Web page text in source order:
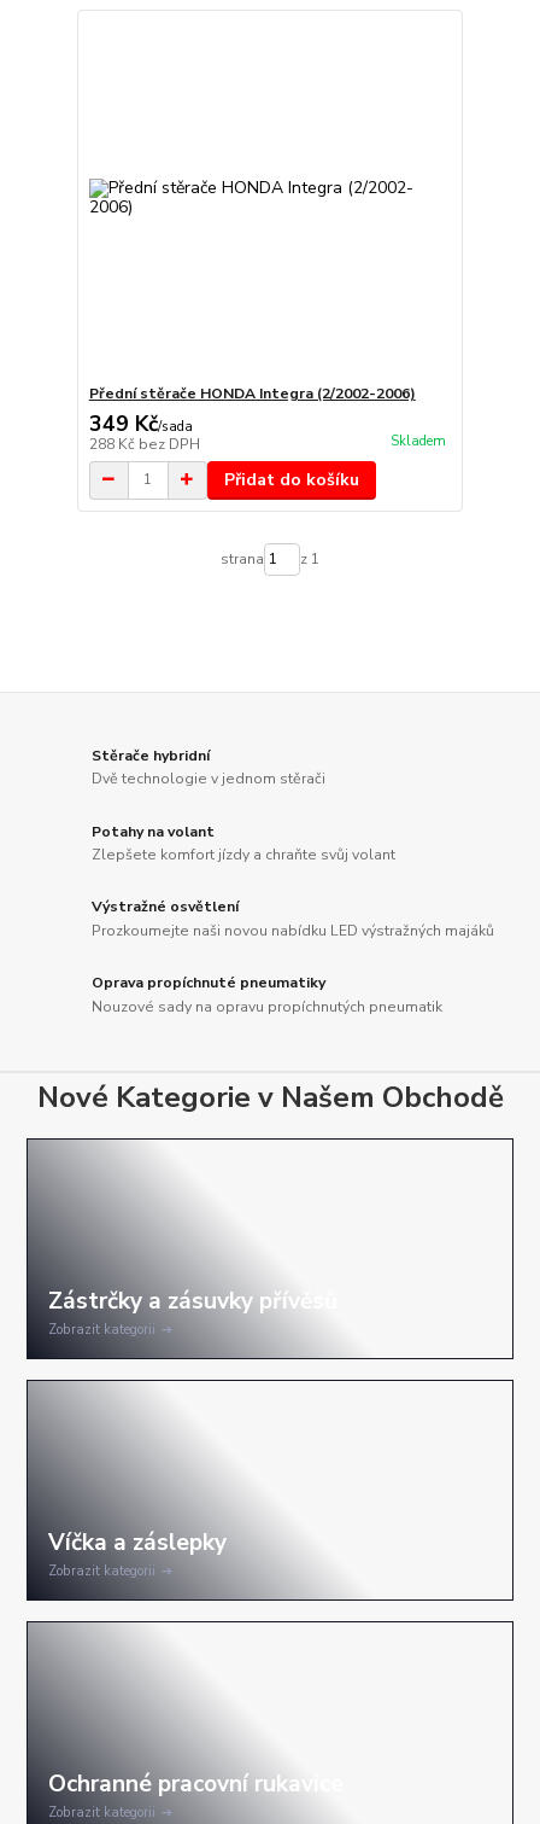
Přední stěrače HONDA Integra (2/2002-2006)
349 Kč/sada
288 Kč bez DPH Skladem
Přidat do košíku
strana z 1
Stěrače hybridní
Dvě technologie v jednom stěrači
Potahy na volant
Zlepšete komfort jízdy a chraňte svůj volant
Výstražné osvětlení
Prozkoumejte naši novou nabídku LED výstražných majáků
Oprava propíchnuté pneumatiky
Nouzové sady na opravu propíchnutých pneumatik
Nové Kategorie v Našem Obchodě
Zobrazit kategorii
Zobrazit kategorii
Zobrazit kategorii